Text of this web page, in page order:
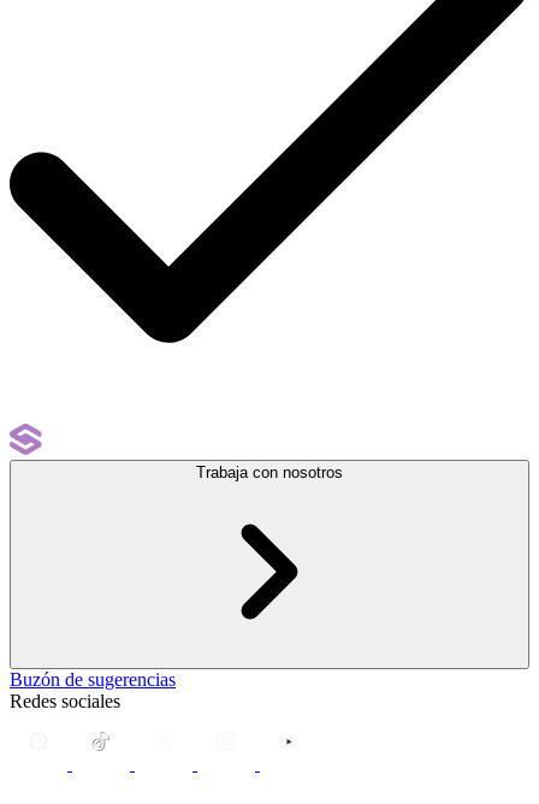
Trabaja con nosotros
Buzón de sugerencias
Redes sociales